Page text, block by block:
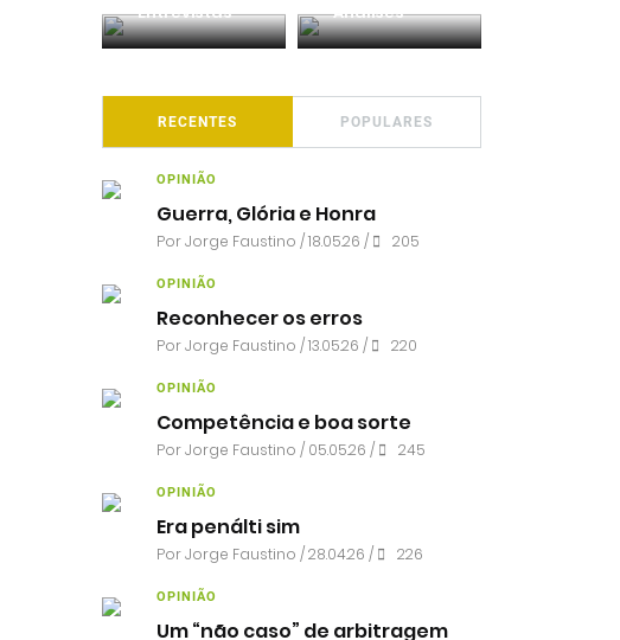
Entrevistas Análises
RECENTES POPULARES
OPINIÃO
Guerra, Glória e Honra
PorJorge Faustino / 18.05.26 / 205
OPINIÃO
Reconhecer os erros
PorJorge Faustino / 13.05.26 / 220
OPINIÃO
Competência e boa sorte
PorJorge Faustino / 05.05.26 / 245
OPINIÃO
Era penálti sim
PorJorge Faustino / 28.04.26 / 226
OPINIÃO
Um “não caso” de arbitragem